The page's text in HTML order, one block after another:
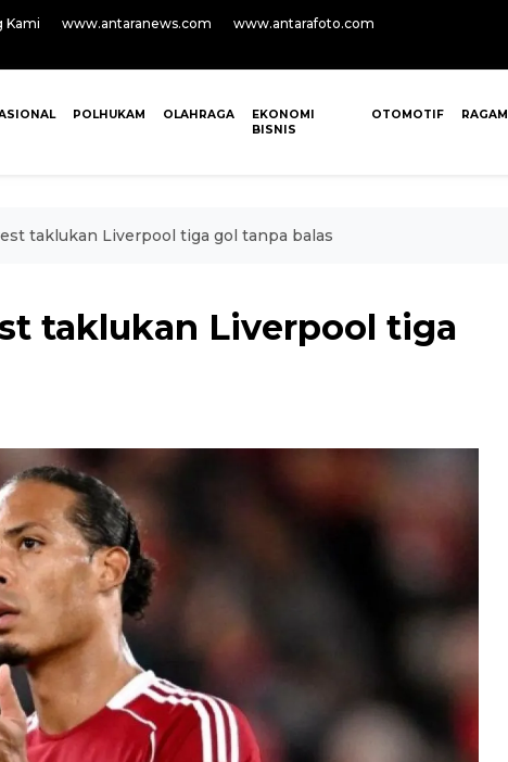
Kami www.antaranews.com
www.antarafoto.com
POLHUKAM OLAHRAGA
EKONOMI
BISNIS
OTOMOTIF RAGAM
taklukan Liverpool tiga gol tanpa balas
taklukan Liverpool tiga